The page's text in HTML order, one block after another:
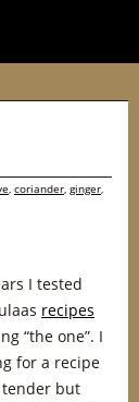
, coriander, ginger,
I tested
recipes
“the one”. I
for a recipe
but